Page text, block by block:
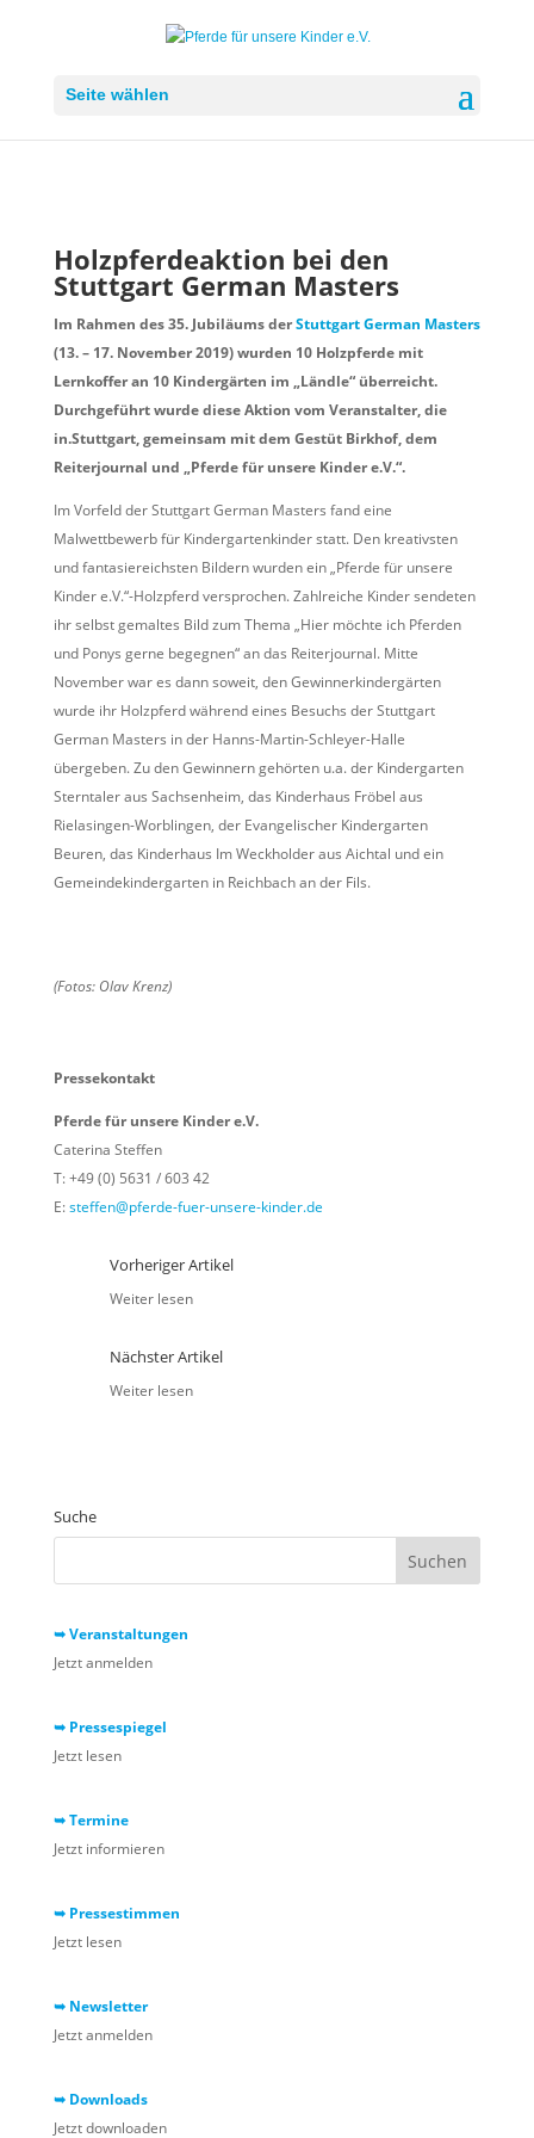
Seite wählen
Holzpferdeaktion bei den
Stuttgart German Masters
Im Rahmen des 35. Jubiläums derStuttgart German Masters
(13. – 17. November 2019) wurden 10 Holzpferde mit
Lernkoffer an 10 Kindergärten im „Ländle“ überreicht.
Durchgeführt wurde diese Aktion vom Veranstalter, die
in.Stuttgart, gemeinsam mit dem Gestüt Birkhof, dem
Reiterjournal und „Pferde für unsere Kinder e.V.“.
Im Vorfeld der Stuttgart German Masters fand eine
Malwettbewerb für Kindergartenkinder statt. Den kreativsten
und fantasiereichsten Bildern wurden ein „Pferde für unsere
Kinder e.V.“-Holzpferd versprochen. Zahlreiche Kinder sendeten
ihr selbst gemaltes Bild zum Thema „Hier möchte ich Pferden
und Ponys gerne begegnen“ an das Reiterjournal. Mitte
November war es dann soweit, den Gewinnerkindergärten
wurde ihr Holzpferd während eines Besuchs der Stuttgart
German Masters in der Hanns-Martin-Schleyer-Halle
übergeben. Zu den Gewinnern gehörten u.a. der Kindergarten
Sterntaler aus Sachsenheim, das Kinderhaus Fröbel aus
Rielasingen-Worblingen, der Evangelischer Kindergarten
Beuren, das Kinderhaus Im Weckholder aus Aichtal und ein
Gemeindekindergarten in Reichbach an der Fils.
(Fotos: Olav Krenz)
Pressekontakt
Pferde für unsere Kinder e.V.
Caterina Steffen
T: +49 (0) 5631 / 603 42
E:steffen@pferde-fuer-unsere-kinder.de
Vorheriger Artikel
Weiter lesen
Nächster Artikel
Weiter lesen
Suche
➥ Veranstaltungen
Jetzt anmelden
➥ Pressespiegel
Jetzt lesen
➥ Termine
Jetzt informieren
➥ Pressestimmen
Jetzt lesen
➥ Newsletter
Jetzt anmelden
➥ Downloads
Jetzt downloaden